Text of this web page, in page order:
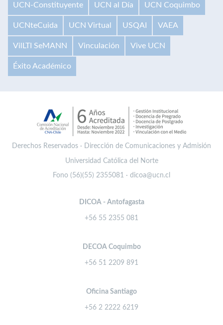
UCN-Constituyente UCN al Día UCN Coquimbo
UCNteCuida UCN Virtual USQAI VAEA
VilLTI SeMANN Vinculación Vive UCN
Éxito Académico
Derechos Reservados · Dirección de Comunicaciones y Admisión
Universidad Católica del Norte
Fono (56)(55) 2355081 · dicoa@ucn.cl
DICOA - Antofagasta
+56 55 2355 081
DECOA Coquimbo
+56 51 2209 891
Oficina Santiago
+56 2 2222 6219